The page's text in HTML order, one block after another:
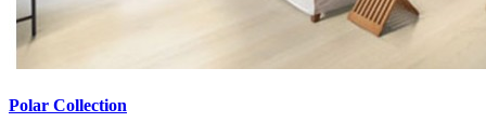
Polar Collection